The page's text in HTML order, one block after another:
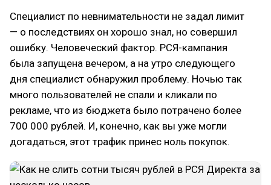
Специалист по невнимательности не задал лимит
— о последствиях он хорошо знал, но совершил
ошибку. Человеческий фактор. РСЯ-кампания
была запущена вечером, а на утро следующего
дня специалист обнаружил проблему. Ночью так
много пользователей не спали и кликали по
рекламе, что из бюджета было потрачено более
700 000 рублей. И, конечно, как вы уже могли
догадаться, этот трафик принес ноль покупок.